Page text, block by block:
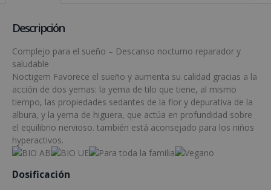
Descripción
Complejo para el sueño – Descanso nocturno reparador y
saludable
Noctigem Favorece el sueño y aumenta su calidad gracias a la
acción de dos yemas: la yema de tilo que tiene, al mismo
tiempo, las propiedades sedantes de la flor y depurativa de la
albura, y la yema de higuera, que actúa en profundidad sobre
el equilibrio nervioso. también está aconsejado para los niños
hyperactivos.
Dosificación